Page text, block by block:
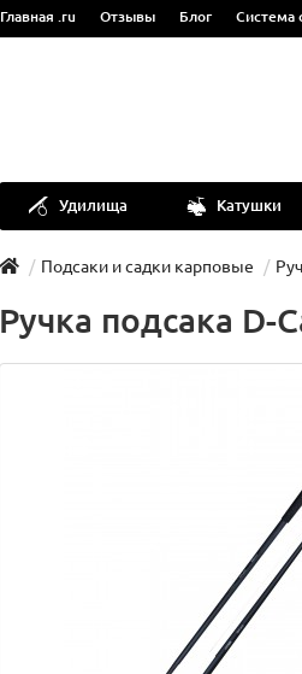
Главная .ru Отзывы Блог Система
Удилища Катушки
Подсаки и садки карповые
Ручка подсака D-